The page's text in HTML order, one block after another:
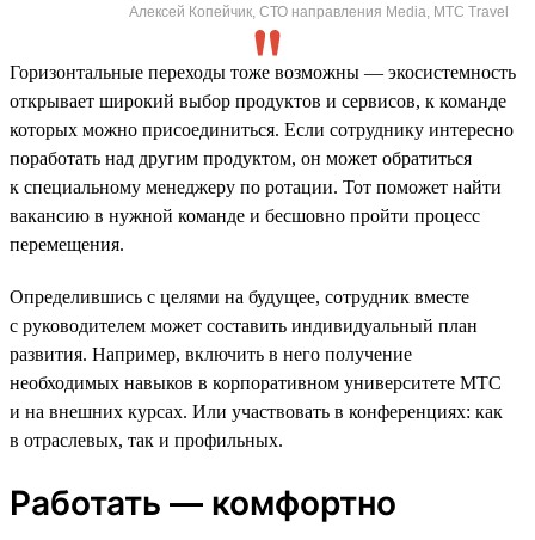
Алексей Копейчик, СТО направления Media, МТС Travel
Горизонтальные переходы тоже возможны — экосистемность
открывает широкий выбор продуктов и сервисов, к команде
которых можно присоединиться. Если сотруднику интересно
поработать над другим продуктом, он может обратиться
к специальному менеджеру по ротации. Тот поможет найти
вакансию в нужной команде и бесшовно пройти процесс
перемещения.
Определившись с целями на будущее, сотрудник вместе
с руководителем может составить индивидуальный план
развития. Например, включить в него получение
необходимых навыков в корпоративном университете МТС
и на внешних курсах. Или участвовать в конференциях: как
в отраслевых, так и профильных.
Работать — комфортно